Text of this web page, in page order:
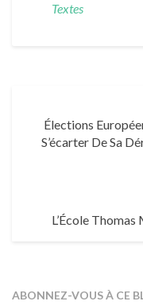
Textes
Élections
S’écarter De Sa
L’École Thomas
ABONNEZ-VOUS À CE